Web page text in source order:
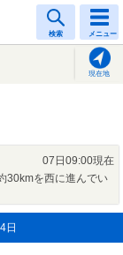
検索 メニュー
現在地
07日09:00現在
30kmを西に進んでい
日